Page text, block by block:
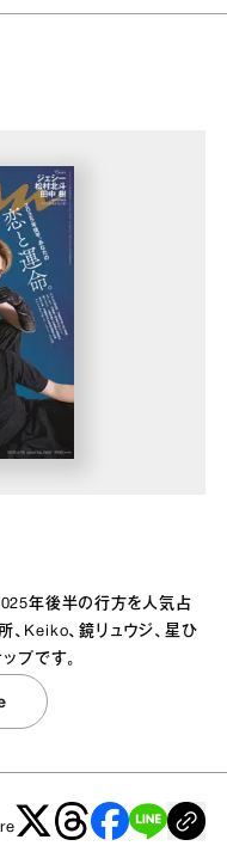
年後半の行方を人気占
、Keiko、鏡リュウジ、星ひ
プです。